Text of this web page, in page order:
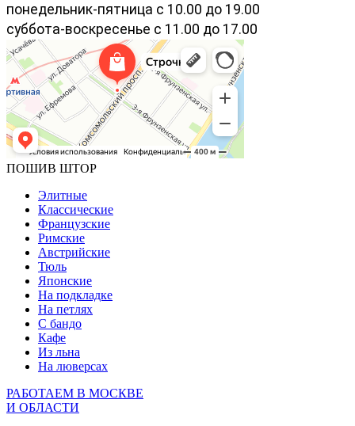
понедельник-пятница с 10.00 до 19.00
суббота-воскресенье с 11.00 до 17.00
ПОШИВ ШТОР
Элитные
Классические
Французские
Римские
Австрийские
Тюль
Японские
На подкладке
На петлях
С бандо
Кафе
Из льна
На люверсах
РАБОТАЕМ В МОСКВЕ
И ОБЛАСТИ